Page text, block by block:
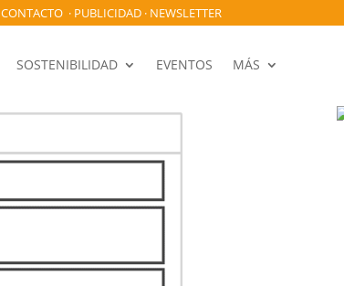
CONTACTO· PUBLICIDAD· NEWSLETTER
SOSTENIBILIDAD EVENTOS MÁS